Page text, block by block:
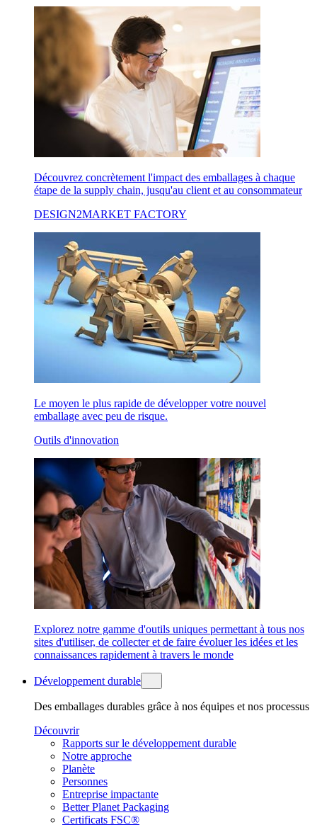
Découvrez concrètement l'impact des emballages à chaque
étape de la supply chain, jusqu'au client et au consommateur
DESIGN2MARKET FACTORY
Le moyen le plus rapide de développer votre nouvel
emballage avec peu de risque.
Outils d'innovation
Explorez notre gamme d'outils uniques permettant à tous nos
sites d'utiliser, de collecter et de faire évoluer les idées et les
connaissances rapidement à travers le monde
Développement durable
Des emballages durables grâce à nos équipes et nos processus
Découvrir
Rapports sur le développement durable
Notre approche
Planète
Personnes
Entreprise impactante
Better Planet Packaging
Certificats FSC®